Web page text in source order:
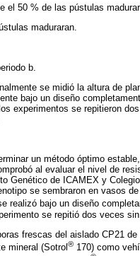
el 50 % de las pústulas
maduraran.
b.
se midió la altura de
bajo un diseño
experimentos se repitieron
un método óptimo
al evaluar el nivel de
Genético de ICAMEX y
se sembraron en vasos
realizó bajo un diseño
se repitió dos veces
frescas del aislado CP21 de
mineral (Sotrol ® 170) como